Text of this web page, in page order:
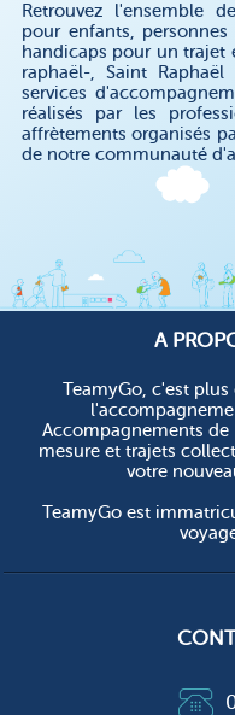
Retrouvez l'ensemble
pour enfants,
handicaps pour un trajet
raphaël-, Saint
services
réalisés par les
affrètements organisés
de notre communauté
A
TeamyGo, c'est plus
Accompagnements de
mesure et trajets
votre
TeamyGo est